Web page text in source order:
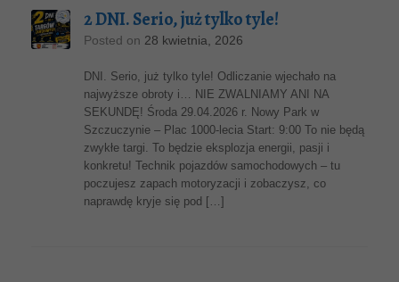
2 DNI. Serio, już tylko tyle!
Posted on 28 kwietnia, 2026
DNI. Serio, już tylko tyle! Odliczanie wjechało na
najwyższe obroty i… NIE ZWALNIAMY ANI NA
SEKUNDĘ! Środa 29.04.2026 r. Nowy Park w
Szczuczynie – Plac 1000-lecia Start: 9:00 To nie będą
zwykłe targi. To będzie eksplozja energii, pasji i
konkretu! Technik pojazdów samochodowych – tu
poczujesz zapach motoryzacji i zobaczysz, co
naprawdę kryje się pod […]